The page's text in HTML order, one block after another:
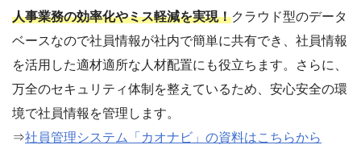
人事業務の効率化やミス軽減を実現！クラウド型のデータ
ベースなので社員情報が社内で簡単に共有でき、社員情報
を活用した適材適所な人材配置にも役立ちます。さらに、
万全のセキュリティ体制を整えているため、安心安全の環
境で社員情報を管理します。
⇒社員管理システム「カオナビ」の資料はこちらから